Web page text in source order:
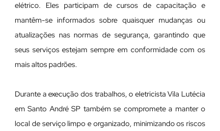
elétrico. Eles participam de cursos de capacitação e
mantêm-se informados sobre quaisquer mudanças ou
atualizações nas normas de segurança, garantindo que
seus serviços estejam sempre em conformidade com os
mais altos padrões.
Durante a execução dos trabalhos, o eletricista Vila Lutécia
em Santo André SP também se compromete a manter o
local de serviço limpo e organizado, minimizando os riscos